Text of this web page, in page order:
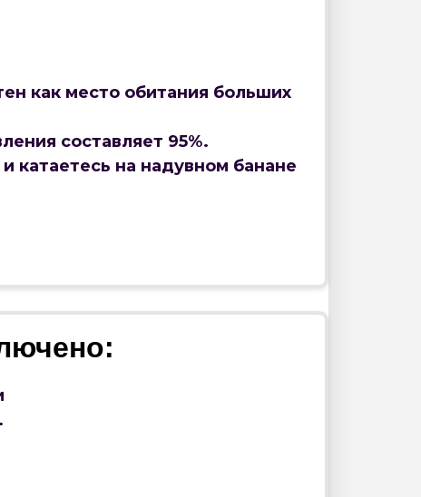
как место обитания больших
составляет 95%.
катаетесь на надувном банане